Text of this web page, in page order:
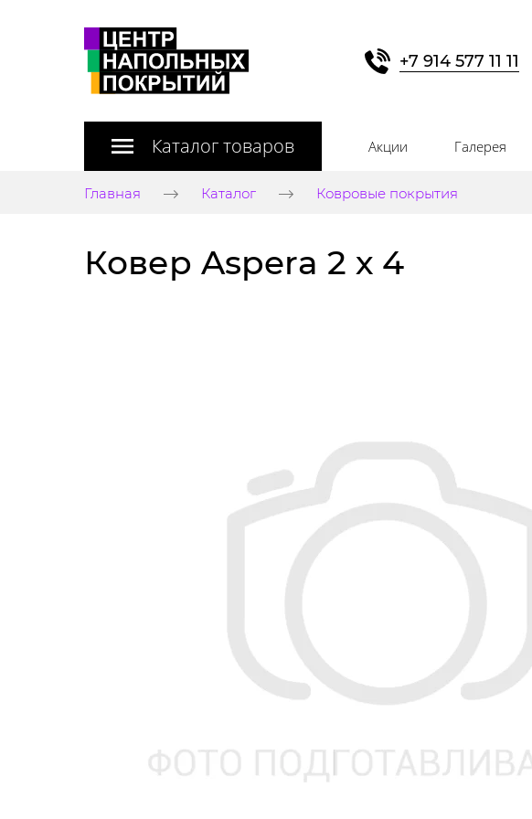
+7 914 577 11 11
Каталог товаров Акции Галерея
Главная Каталог Ковровые покрытия
Ковер Aspera 2 х 4